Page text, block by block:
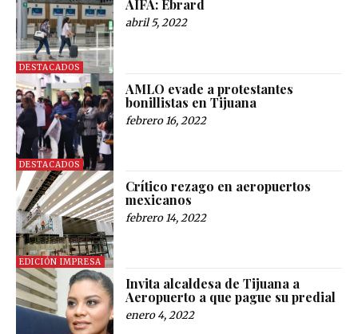
DESTACADOS
AIFA: Ebrard
abril 5, 2022
DESTACADOS
AMLO evade a protestantes
bonillistas en Tijuana
febrero 16, 2022
EDICIÓN IMPRESA
Crítico rezago en aeropuertos
mexicanos
febrero 14, 2022
Invita alcaldesa de Tijuana a
Aeropuerto a que pague su predial
enero 4, 2022